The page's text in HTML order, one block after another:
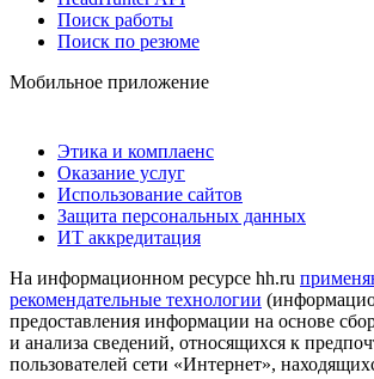
Поиск работы
Поиск по резюме
Мобильное приложение
Этика и комплаенс
Оказание услуг
Использование сайтов
Защита персональных данных
ИТ аккредитация
На информационном ресурсе hh.ru
рекомендательные технологии
предоставления информации на основе
и анализа сведений, относящихся к
пользователей сети «Интернет»,